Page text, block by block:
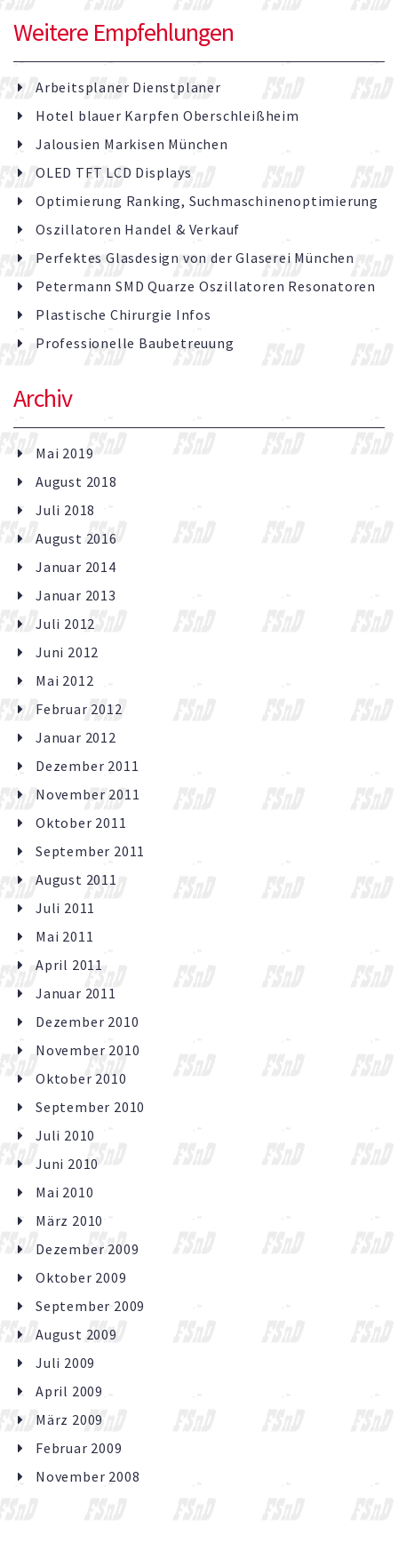
Weitere Empfehlungen
Arbeitsplaner Dienstplaner
Hotel blauer Karpfen Oberschleißheim
Jalousien Markisen München
OLED TFT LCD Displays
Optimierung Ranking, Suchmaschinenoptimierung
Oszillatoren Handel & Verkauf
Perfektes Glasdesign von der Glaserei München
Petermann SMD Quarze Oszillatoren Resonatoren
Plastische Chirurgie Infos
Professionelle Baubetreuung
Archiv
Mai 2019
August 2018
Juli 2018
August 2016
Januar 2014
Januar 2013
Juli 2012
Juni 2012
Mai 2012
Februar 2012
Januar 2012
Dezember 2011
November 2011
Oktober 2011
September 2011
August 2011
Juli 2011
Mai 2011
April 2011
Januar 2011
Dezember 2010
November 2010
Oktober 2010
September 2010
Juli 2010
Juni 2010
Mai 2010
März 2010
Dezember 2009
Oktober 2009
September 2009
August 2009
Juli 2009
April 2009
März 2009
Februar 2009
November 2008